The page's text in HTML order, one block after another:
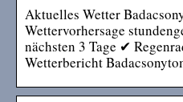
Aktuelles Wetter
Wettervorhersage
nächsten 3 Tage ✔
Wetterbericht